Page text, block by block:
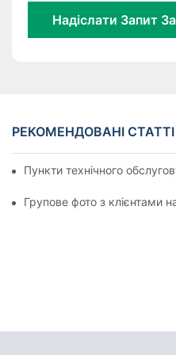
Надіслати Запит
РЕКОМЕНДОВАНІ СТАТТІ
Пункти технічного
Групове фото з клієнтами